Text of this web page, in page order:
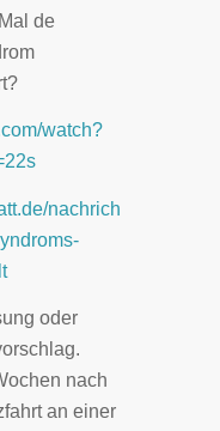
de
watch?
nachrichten/59690/
oder
nach
an einer